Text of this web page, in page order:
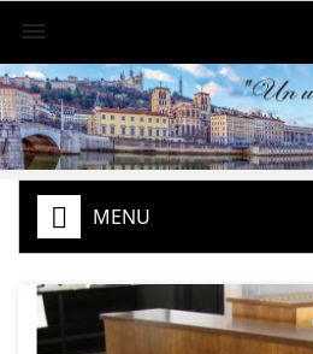

MENU